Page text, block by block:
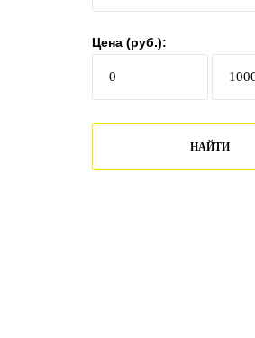
Цена (руб.):
НАЙТИ